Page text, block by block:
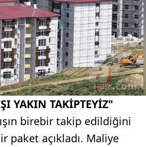
YAKIN TAKİPTEYİZ"
birebir takip edildiğini
paket açıkladı. Maliye